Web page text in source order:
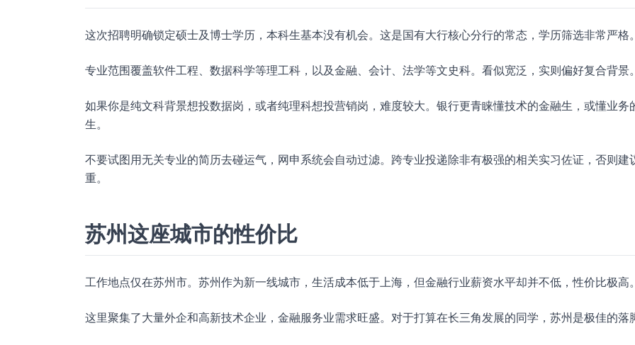
这次招聘明确锁定硕士及博士学历，本科生基本没有机会。这是国有大行核心分行的常态，学历筛选非常严格。
专业范围覆盖软件工程、数据科学等理工科，以及金融、会计、法学等文史科。看似宽泛，实则偏好复合背景。
如果你是纯文科背景想投数据岗，或者纯理科想投营销岗，难度较大。银行更青睐懂技术的金融生，或懂业务
生。
不要试图用无关专业的简历去碰运气，网申系统会自动过滤。跨专业投递除非有极强的相关实习佐证，否则建
重。
苏州这座城市的性价比
工作地点仅在苏州市。苏州作为新一线城市，生活成本低于上海，但金融行业薪资水平却并不低，性价比极高。
这里聚集了大量外企和高新技术企业，金融服务业需求旺盛。对于打算在长三角发展的同学，苏州是极佳的落